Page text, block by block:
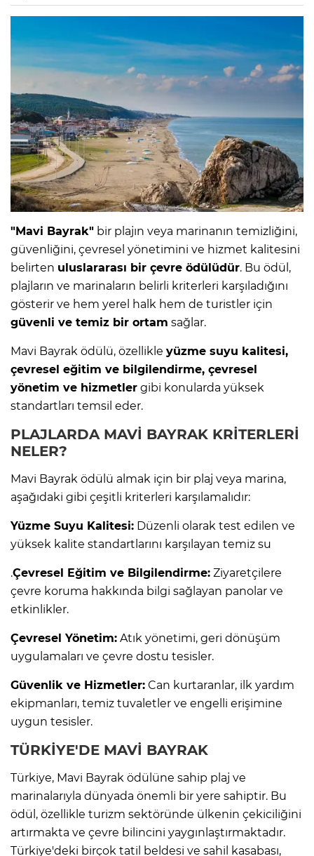
"Mavi Bayrak" bir plajın veya marinanın temizliğini,
güvenliğini, çevresel yönetimini ve hizmet kalitesini
belirten uluslararası bir çevre ödülüdür. Bu ödül,
plajların ve marinaların belirli kriterleri karşıladığını
gösterir ve hem yerel halk hem de turistler için
güvenli ve temiz bir ortam sağlar.
Mavi Bayrak ödülü, özellikle yüzme suyu kalitesi,
çevresel eğitim ve bilgilendirme, çevresel
yönetim ve hizmetler gibi konularda yüksek
standartları temsil eder.
PLAJLARDA MAVİ BAYRAK KRİTERLERİ
NELER?
Mavi Bayrak ödülü almak için bir plaj veya marina,
aşağıdaki gibi çeşitli kriterleri karşılamalıdır:
Yüzme Suyu Kalitesi: Düzenli olarak test edilen ve
yüksek kalite standartlarını karşılayan temiz su
.Çevresel Eğitim ve Bilgilendirme: Ziyaretçilere
çevre koruma hakkında bilgi sağlayan panolar ve
etkinlikler.
Çevresel Yönetim: Atık yönetimi, geri dönüşüm
uygulamaları ve çevre dostu tesisler.
Güvenlik ve Hizmetler: Can kurtaranlar, ilk yardım
ekipmanları, temiz tuvaletler ve engelli erişimine
uygun tesisler.
TÜRKİYE'DE MAVİ BAYRAK
Türkiye, Mavi Bayrak ödülüne sahip plaj ve
marinalarıyla dünyada önemli bir yere sahiptir. Bu
ödül, özellikle turizm sektöründe ülkenin çekiciliğini
artırmakta ve çevre bilincini yaygınlaştırmaktadır.
Türkiye'deki birçok tatil beldesi ve sahil kasabası,